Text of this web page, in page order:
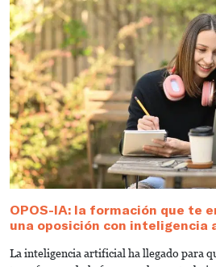
OPOS-IA: la formación que te
una oposición con
La inteligencia artificial ha llegado para